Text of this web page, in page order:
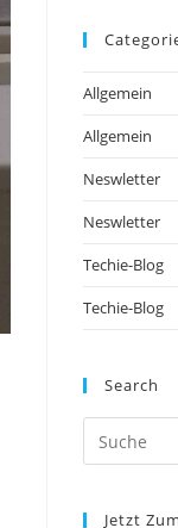
Allgemein
Allgemein
Neswletter
Neswletter
Techie-Blog
Techie-Blog
Search
Jetzt